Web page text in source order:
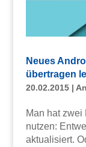
Neues
übertragen
20.02.2015|
Man hat zwei
nutzen:
aktualisiert.